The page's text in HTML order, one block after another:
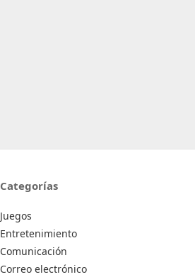
Categorías
Juegos
Entretenimiento
Comunicación
Correo electrónico